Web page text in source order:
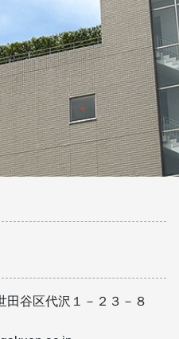
田谷区代沢１－２３－８